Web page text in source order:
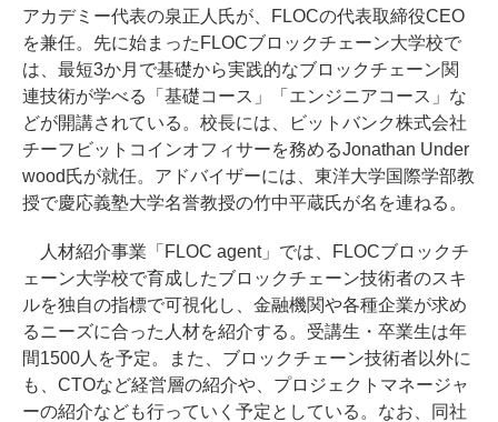
アカデミー代表の泉正人氏が、FLOCの代表取締役CEO
を兼任。先に始まったFLOCブロックチェーン大学校で
は、最短3か月で基礎から実践的なブロックチェーン関
連技術が学べる「基礎コース」「エンジニアコース」な
どが開講されている。校長には、ビットバンク株式会社
チーフビットコインオフィサーを務めるJonathan Under
wood氏が就任。アドバイザーには、東洋大学国際学部教
授で慶応義塾大学名誉教授の竹中平蔵氏が名を連ねる。
人材紹介事業「FLOC agent」では、FLOCブロックチ
ェーン大学校で育成したブロックチェーン技術者のスキ
ルを独自の指標で可視化し、金融機関や各種企業が求め
るニーズに合った人材を紹介する。受講生・卒業生は年
間1500人を予定。また、ブロックチェーン技術者以外に
も、CTOなど経営層の紹介や、プロジェクトマネージャ
ーの紹介なども行っていく予定としている。なお、同社